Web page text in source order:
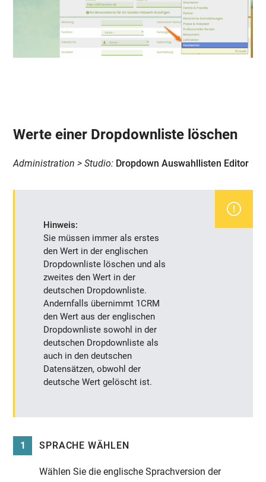
Werte einer Dropdownliste löschen
Administration > Studio: Dropdown Auswahllisten Editor
Hinweis:
Sie müssen immer als erstes
den Wert in der englischen
Dropdownliste löschen und als
zweites den Wert in der
deutschen Dropdownliste.
Andernfalls übernimmt 1CRM
den Wert aus der englischen
Dropdownliste sowohl in der
deutschen Dropdownliste als
auch in den deutschen
Datensätzen, obwohl der
deutsche Wert gelöscht ist.
1 SPRACHE WÄHLEN
Wählen Sie die englische Sprachversion der